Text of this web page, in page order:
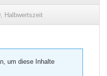
Halbwertszeit
um diese Inhalte